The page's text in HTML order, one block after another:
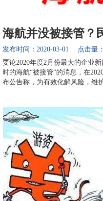
海航并没被接管？
发布时间：2020-03-01 点击量
要论2020年度2月份最大的企业
时的海航“被接管”的消息，在
布公告称，为有效化解风险，维